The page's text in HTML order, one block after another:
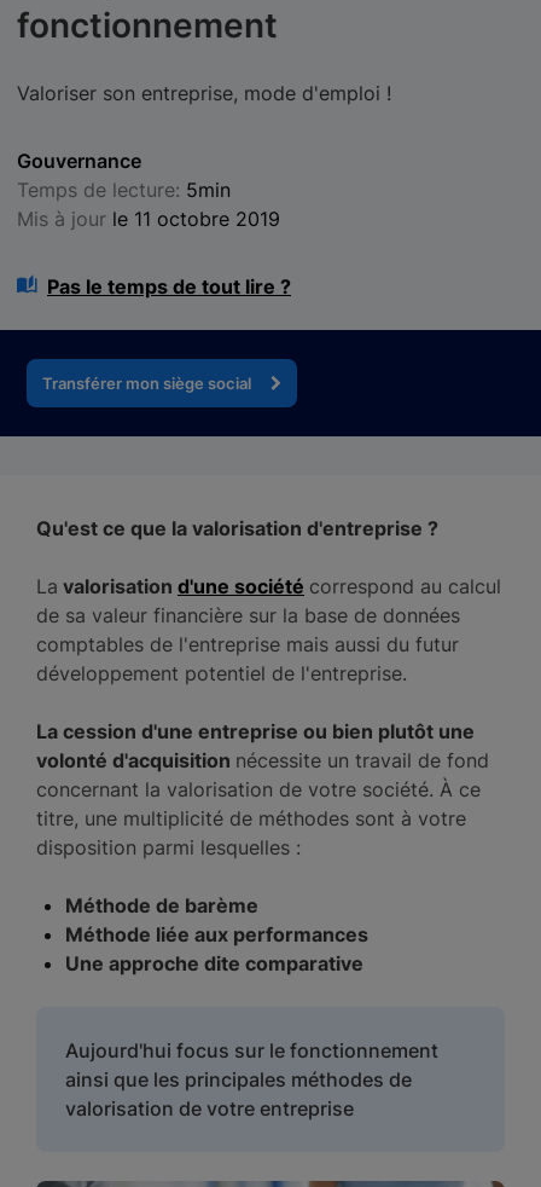
fonctionnement
Valoriser son entreprise, mode d'emploi !
Gouvernance
Temps de lecture: 5min
Mis à jour le 11 octobre 2019
Pas le temps de tout lire ?
Transférer mon siège social
Qu'est ce que la valorisation d'entreprise ?
La valorisation d'une société correspond au calcul
de sa valeur financière sur la base de données
comptables de l'entreprise mais aussi du futur
développement potentiel de l'entreprise.
La cession d'une entreprise ou bien plutôt une
volonté d'acquisition nécessite un travail de fond
concernant la valorisation de votre société. À ce
titre, une multiplicité de méthodes sont à votre
disposition parmi lesquelles :
Méthode de barème
Méthode liée aux performances
Une approche dite comparative
Aujourd'hui focus sur le fonctionnement
ainsi que les principales méthodes de
valorisation de votre entreprise